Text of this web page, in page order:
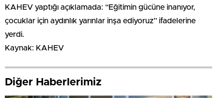
KAHEV yaptığı açıklamada: “Eğitimin gücüne inanıyor,
çocuklar için aydınlık yarınlar inşa ediyoruz” ifadelerine
yerdi.
Kaynak: KAHEV
Diğer Haberlerimiz